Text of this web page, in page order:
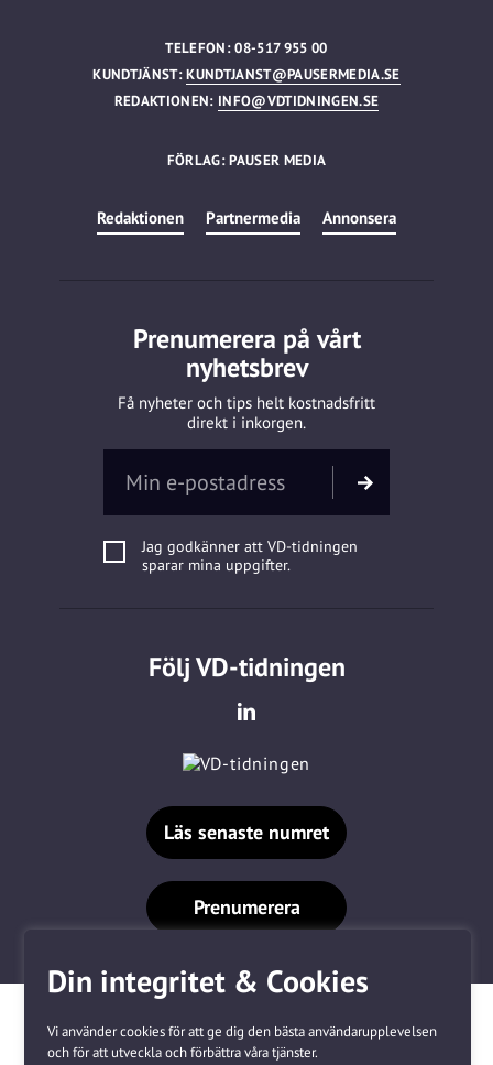
Din integritet & Cookies
Vi använder cookies för att ge dig den bästa användarupplevelsen
och för att utveckla och förbättra våra tjänster.
TELEFON: 08-517 955 00
KUNDTJÄNST:KUNDTJANST@PAUSERMEDIA.SE
REDAKTIONEN: INFO@VDTIDNINGEN.SE
FÖRLAG: PAUSER MEDIA
Redaktionen Partnermedia Annonsera
Prenumerera på vårt
nyhetsbrev
Få nyheter och tips helt kostnadsfritt
direkt i inkorgen.
Jag godkänner att VD-tidningen
sparar mina uppgifter.
Följ VD-tidningen
Läs senaste numret
Prenumerera